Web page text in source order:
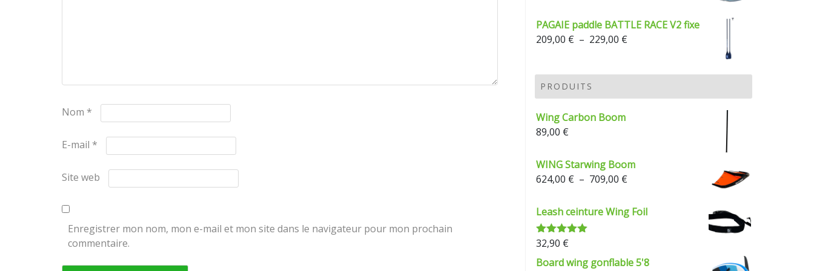
Nom *
E-mail *
Site web
Enregistrer mon nom, mon e-mail et mon site dans le navigateur pour mon prochain
commentaire.
PAGAIE paddle BATTLE RACE V2 fixe
209,00 € – 229,00 €
à
PRODUITS
Wing Carbon Boom
89,00 €
WING Starwing Boom
624,00 € – 709,00 €
prix :
624,00 €
Leash ceinture Wing Foil
Note 5.00
32,90 €
Board wing gonflable 5'8